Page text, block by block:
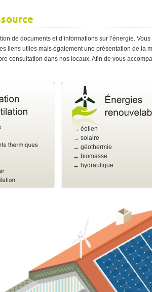
de documents et d’informations sur l’énergie.
liens utiles mais également une présentation de
consultation dans nos locaux. Afin de vous